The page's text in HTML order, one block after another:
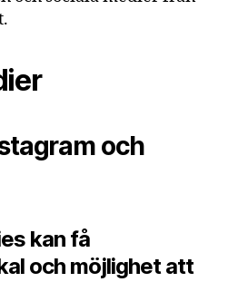
och
kan få
och möjlighet att